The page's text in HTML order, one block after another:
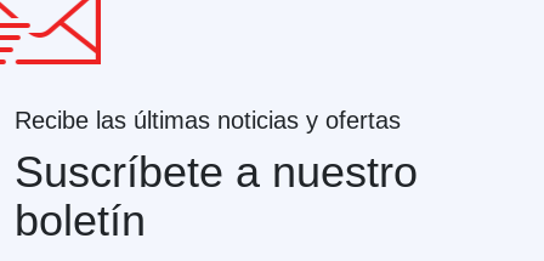
Recibe las últimas noticias y ofertas
Suscríbete a nuestro
boletín